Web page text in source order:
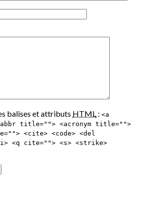
balises et attributs HTML : <a
title=""> <acronym title="">
<cite> <code> <del
<q cite=""> <s> <strike>